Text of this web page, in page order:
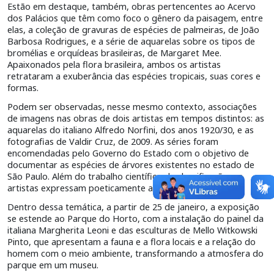
Estão em destaque, também, obras pertencentes ao Acervo
dos Palácios que têm como foco o gênero da paisagem, entre
elas, a coleção de gravuras de espécies de palmeiras, de João
Barbosa Rodrigues, e a série de aquarelas sobre os tipos de
bromélias e orquídeas brasileiras, de Margaret Mee.
Apaixonados pela flora brasileira, ambos os artistas
retrataram a exuberância das espécies tropicais, suas cores e
formas.
Podem ser observadas, nesse mesmo contexto, associações
de imagens nas obras de dois artistas em tempos distintos: as
aquarelas do italiano Alfredo Norfini, dos anos 1920/30, e as
fotografias de Valdir Cruz, de 2009. As séries foram
encomendadas pelo Governo do Estado com o objetivo de
documentar as espécies de árvores existentes no estado de
São Paulo. Além do trabalho científico de classificação, os
artistas expressam poeticamente a natureza.
Dentro dessa temática, a partir de 25 de janeiro, a exposição
se estende ao Parque do Horto, com a instalação do painel da
italiana Margherita Leoni e das esculturas de Mello Witkowski
Pinto, que apresentam a fauna e a flora locais e a relação do
homem com o meio ambiente, transformando a atmosfera do
parque em um museu.